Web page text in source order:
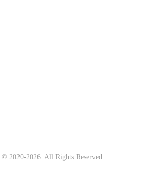
© 2020-2026. All Rights Reserved